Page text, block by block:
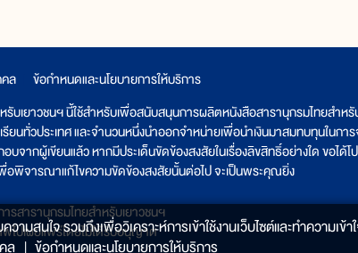
ล
ข้อกำหนดและนโยบายการให้บริการ
บเยาวชนฯ นี้ใช้สำหรับเพื่อสนับสนุนการผลิตหนังสือสารานุกรมไทยสำหรั
เรียนทั่วประเทศ และจำนวนหนึ่งนำออกจำหน่ายเพื่อนำเงินมาสมทบทุนใน
กผู้เขียนแล้ว หากมีประเด็นขัดข้องสงสัยในเรื่องลิขสิทธิ์อย่างใด ขอได้โ
อพิจารณาแก้ไขความขัดข้องสงสัยนั้นต่อไป จะเป็นพระคุณยิ่ง
รสารานุกรมไทยสำหรับเยาวชนฯ
ไปเผยแพร่โดยไม่ได้รับอนุญาต
สนใจ รวมถึงเพื่อวิเคราะห์การเข้าใช้งานเว็บไซต์และทำความเข้า
ล | ข้อกำหนดและนโยบายการให้บริการ